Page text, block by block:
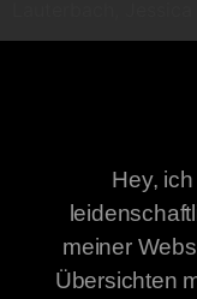
Hey,
meiner
Übersichten